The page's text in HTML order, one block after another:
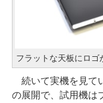
フラットな天板にロゴ
続いて実機を見て
の展開で、試用機は